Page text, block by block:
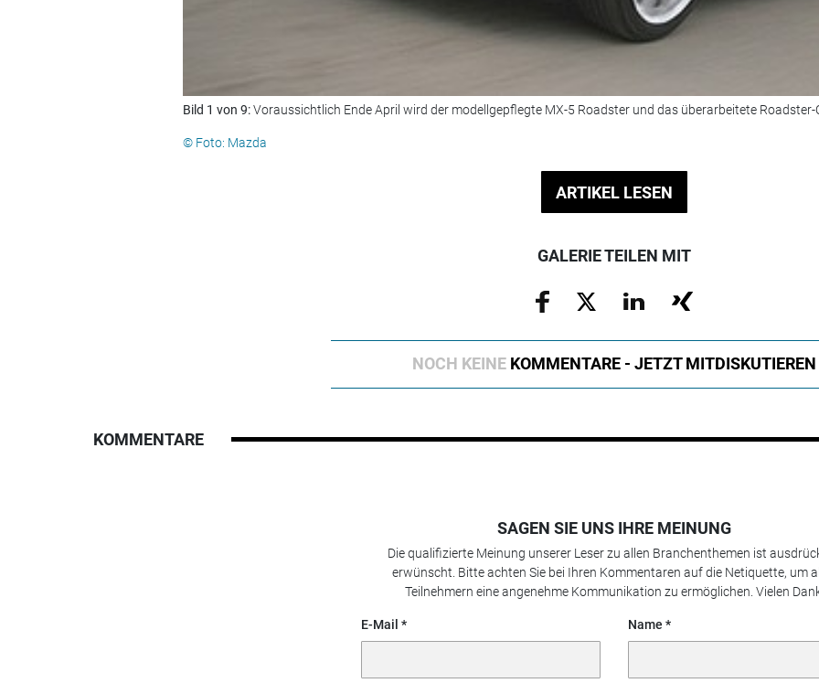
Bild 1 von 9:Voraussichtlich Ende April wird der modellgepflegte MX-5 Roadster und das überarbeitete Roadster-
© Foto: Mazda
ARTIKEL LESEN
GALERIE TEILEN MIT
NOCH KEINE KOMMENTARE - JETZT MITDISKUTIEREN
KOMMENTARE
SAGEN SIE UNS IHRE MEINUNG
Die qualifizierte Meinung unserer Leser zu allen Branchenthemen ist
erwünscht. Bitte achten Sie bei Ihren Kommentaren auf die Netiquette, um
Teilnehmern eine angenehme Kommunikation zu ermöglichen. Vielen
E-Mail Name